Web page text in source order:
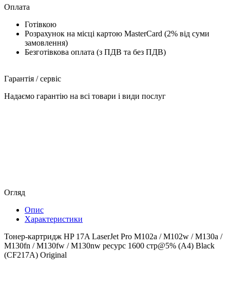
Оплата
Готівкою
Розрахунок на місці картою MasterCard (2% від суми
замовлення)
Безготівкова оплата (з ПДВ та без ПДВ)
Гарантія / сервіс
Надаємо гарантію на всі товари і види послуг
Огляд
Опис
Характеристики
Тонер-картридж HP 17A LaserJet Pro M102a / M102w / M130a /
M130fn / M130fw / M130nw ресурс 1600 стр@5% (A4) Black
(CF217A) Original